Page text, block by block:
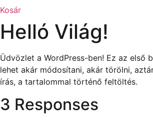
Kosár
Helló Világ!
Üdvözlet a WordPress-ben! Ez az első
lehet akár módosítani, akár törölni,
írás, a tartalommal történő feltöltés.
3 Responses